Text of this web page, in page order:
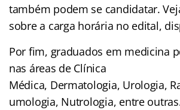
também podem se candidatar.
sobre a carga horária no edital,
Por fim, graduados em medicina
nas áreas de Clínica
Médica, Dermatologia, Urologia,
umologia, Nutrologia, entre